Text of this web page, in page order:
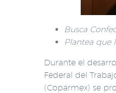
Busca
Plantea que
Durante el
Federal del
(Coparmex) se